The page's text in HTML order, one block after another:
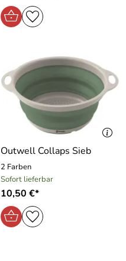
Outwell Collaps Sieb
2 Farben
Sofort lieferbar
10,50 €*